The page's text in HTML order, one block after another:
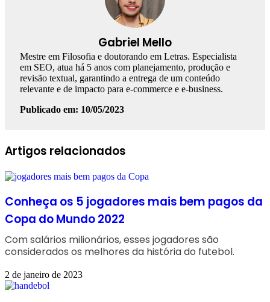
Gabriel Mello
Mestre em Filosofia e doutorando em Letras. Especialista
em SEO, atua há 5 anos com planejamento, produção e
revisão textual, garantindo a entrega de um conteúdo
relevante e de impacto para e-commerce e e-business.
Publicado em: 10/05/2023
Facebook
Linkedin
WhatsApp
Telegram
Artigos relacionados
Conheça os 5 jogadores mais bem pagos da
Copa do Mundo 2022
Com salários milionários, esses jogadores são
considerados os melhores da história do futebol.
2 de janeiro de 2023